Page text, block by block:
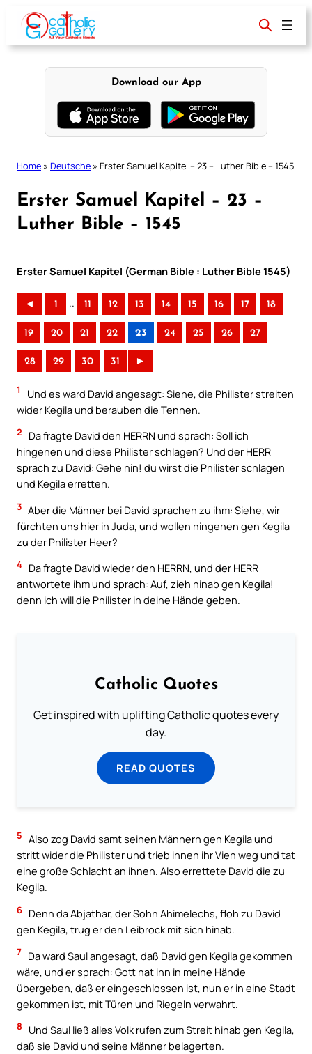
content
Download our App
Home » Deutsche » Erster Samuel Kapitel – 23 – Luther Bible – 1545
Erster Samuel Kapitel – 23 –
Luther Bible – 1545
Erster Samuel Kapitel (German Bible : Luther Bible 1545)
◄ 1 .. 11 12 13 14 15 16 17 18
19 20 21 22 23 24 25 26 27
28 29 30 31 ►
1
Und es ward David angesagt: Siehe, die Philister streiten
wider Kegila und berauben die Tennen.
2
Da fragte David den HERRN und sprach: Soll ich
hingehen und diese Philister schlagen? Und der HERR
sprach zu David: Gehe hin! du wirst die Philister schlagen
und Kegila erretten.
3 Aber die Männer bei David sprachen zu ihm: Siehe, wir
fürchten uns hier in Juda, und wollen hingehen gen Kegila
zu der Philister Heer?
4 Da fragte David wieder den HERRN, und der HERR
antwortete ihm und sprach: Auf, zieh hinab gen Kegila!
denn ich will die Philister in deine Hände geben.
Catholic Quotes
Get inspired with uplifting Catholic quotes every
day.
READ QUOTES
5 Also zog David samt seinen Männern gen Kegila und
stritt wider die Philister und trieb ihnen ihr Vieh weg und tat
eine große Schlacht an ihnen. Also errettete David die zu
Kegila.
6 Denn da Abjathar, der Sohn Ahimelechs, floh zu David
gen Kegila, trug er den Leibrock mit sich hinab.
7 Da ward Saul angesagt, daß David gen Kegila gekommen
wäre, und er sprach: Gott hat ihn in meine Hände
übergeben, daß er eingeschlossen ist, nun er in eine Stadt
gekommen ist, mit Türen und Riegeln verwahrt.
8
Und Saul ließ alles Volk rufen zum Streit hinab gen Kegila,
daß sie David und seine Männer belagerten.